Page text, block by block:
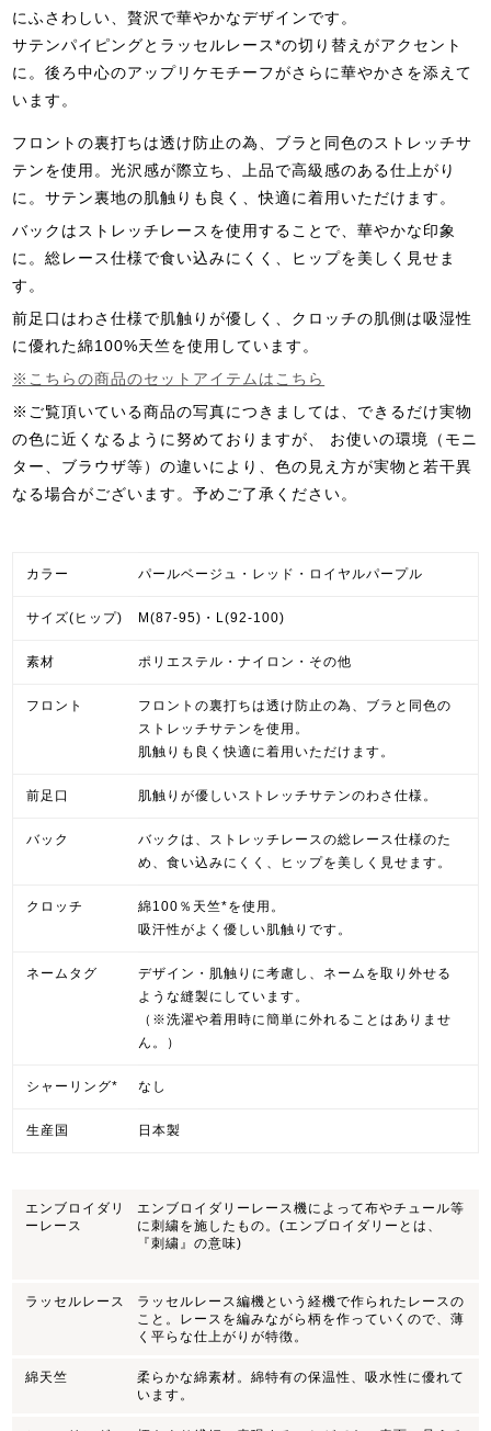
にふさわしい、贅沢で華やかなデザインです。
サテンパイピングとラッセルレース*の切り替えがアクセント
に。後ろ中心のアップリケモチーフがさらに華やかさを添えて
います。
フロントの裏打ちは透け防止の為、ブラと同色のストレッチサ
テンを使用。光沢感が際立ち、上品で高級感のある仕上がり
に。サテン裏地の肌触りも良く、快適に着用いただけます。
バックはストレッチレースを使用することで、華やかな印象
に。総レース仕様で食い込みにくく、ヒップを美しく見せま
す。
前足口はわさ仕様で肌触りが優しく、クロッチの肌側は吸湿性
に優れた綿100%天竺を使用しています。
※こちらの商品のセットアイテムはこちら
※ご覧頂いている商品の写真につきましては、できるだけ実物
の色に近くなるように努めておりますが、 お使いの環境（モニ
ター、ブラウザ等）の違いにより、色の見え方が実物と若干異
なる場合がございます。予めご了承ください。
カラー パールベージュ・レッド・ロイヤルパープル
サイズ(ヒップ) M(87-95)・L(92-100)
素材 ポリエステル・ナイロン・その他
フロント
フロントの裏打ちは透け防止の為、ブラと同色の
ストレッチサテンを使用。
肌触りも良く快適に着用いただけます。
前足口 肌触りが優しいストレッチサテンのわさ仕様。
バック
バックは、ストレッチレースの総レース仕様のた
め、食い込みにくく、ヒップを美しく見せます。
クロッチ
綿100％天竺*を使用。
吸汗性がよく優しい肌触りです。
ネームタグ
デザイン・肌触りに考慮し、ネームを取り外せる
ような縫製にしています。
（※洗濯や着用時に簡単に外れることはありませ
ん。）
シャーリング* なし
生産国 日本製
エンブロイダリ
ーレース
エンブロイダリーレース機によって布やチュール等
に刺繍を施したもの。(エンブロイダリーとは、
『刺繍』の意味)
ラッセルレース
ラッセルレース編機という経機で作られたレースの
こと。レースを編みながら柄を作っていくので、薄
く平らな仕上がりが特徴。
綿天竺
柔らかな綿素材。綿特有の保温性、吸水性に優れて
います。